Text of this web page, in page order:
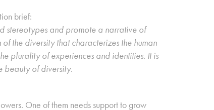
brief:
stereotypes and promote a narrative of
the diversity that characterizes the human
plurality of experiences and identities. It is
beauty of diversity.
One of them needs support to grow